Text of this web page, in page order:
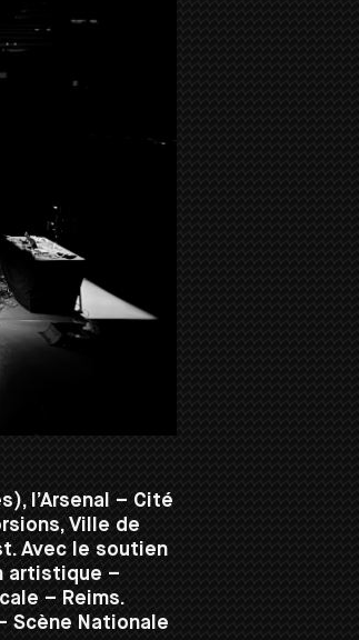
l’Arsenal – Cité
Ville de
Avec le soutien
artistique –
– Reims.
Scène Nationale